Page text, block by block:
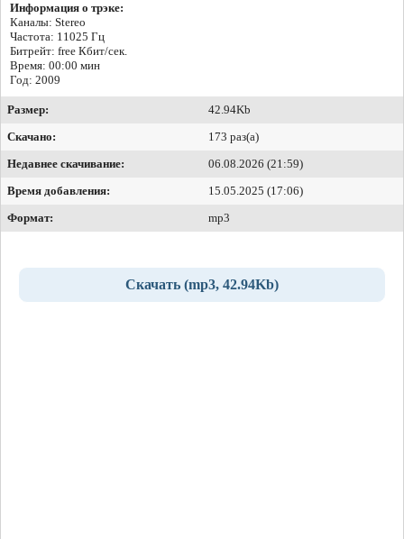
Информация о трэке:
Каналы: Stereo
Частота: 11025 Гц
Битрейт: free Кбит/сек.
Время: 00:00 мин
Год: 2009
Размер:
42.94Kb
Скачано:
173 раз(а)
Недавнее скачивание:
06.08.2026 (21:59)
Время добавления:
15.05.2025 (17:06)
Формат:
mp3
Скачать (mp3, 42.94Kb)